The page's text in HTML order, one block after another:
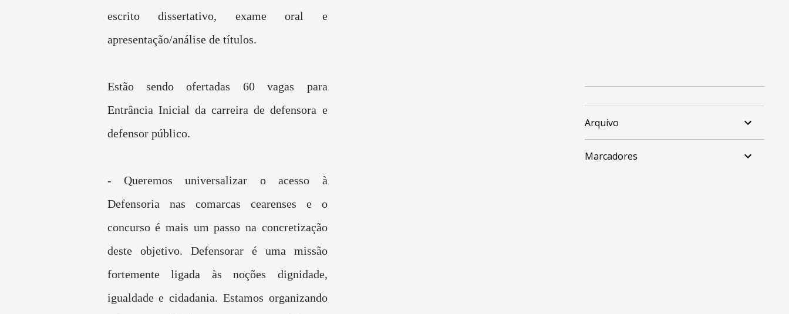
escrito dissertativo, exame oral e
apresentação/análise de títulos.
Estão sendo ofertadas 60 vagas para
Entrância Inicial da carreira de defensora e
defensor público.
- Queremos universalizar o acesso à
Defensoria nas comarcas cearenses e o
concurso é mais um passo na concretização
deste objetivo. Defensorar é uma missão
fortemente ligada às noções dignidade,
igualdade e cidadania. Estamos organizando
Arquivo
Marcadores